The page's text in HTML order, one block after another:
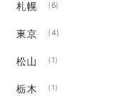
札幌 (6)
東京 (4)
松山 (1)
栃木 (1)